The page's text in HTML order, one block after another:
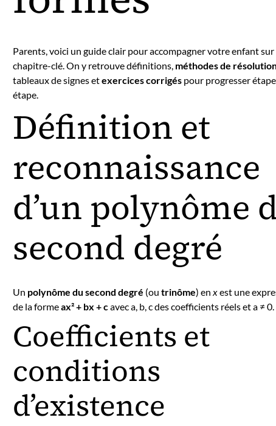
Parents, voici un guide clair pour accompagner votre enfant sur
chapitre-clé. On y retrouve définitions, méthodes de
tableaux de signes etexercices corrigés pour progresser
étape.
Définition et
reconnaissance
d’un polynôme
second degré
Un polynôme du second degré (ou trinôme) en xest une
de la formeax² + bx + cavec a, b, c des coefficients réels et a ≠ 0.
Coefficients et
conditions
d’existence